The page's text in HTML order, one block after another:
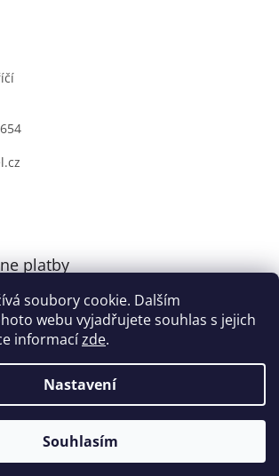
soubory cookie. Dalším
webu vyjadřujete souhlas s jejich
informacízde.
Nastavení
Souhlasím
platby
Vytvořil Shoptet
CARVEL.CZ. Všechna práva vyhrazena.